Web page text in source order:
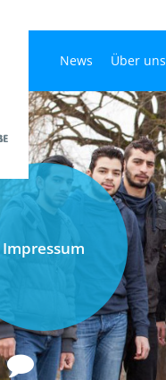
News Über uns
Impressum